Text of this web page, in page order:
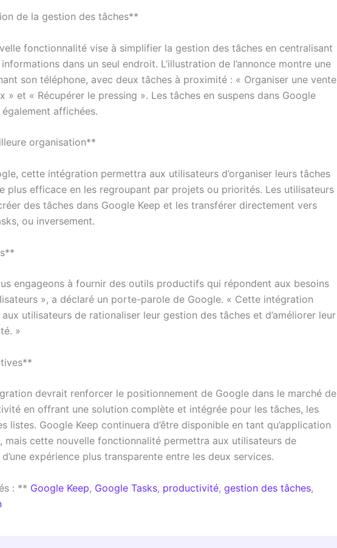
de la gestion des tâches**
fonctionnalité vise à simplifier la gestion des tâches en centralisant
dans un seul endroit. L’illustration de l’annonce montre une
son téléphone, avec deux tâches à proximité : « Organiser une vente
» et « Récupérer le pressing ». Les tâches en suspens dans Google
également affichées.
organisation**
cette intégration permettra aux utilisateurs d’organiser leurs tâches
plus efficace en les regroupant par projets ou priorités. Les utilisateurs
des tâches dans Google Keep et les transférer directement vers
ou inversement.
engageons à fournir des outils productifs qui répondent aux besoins
», a déclaré un porte-parole de Google. « Cette intégration
utilisateurs de rationaliser leur gestion des tâches et d’améliorer leur
»
devrait renforcer le positionnement de Google dans le marché de
en offrant une solution complète et intégrée pour les tâches, les
listes. Google Keep continuera d’être disponible en tant qu’application
mais cette nouvelle fonctionnalité permettra aux utilisateurs de
expérience plus transparente entre les deux services.
: ** Google Keep, Google Tasks, productivité, gestion des tâches,